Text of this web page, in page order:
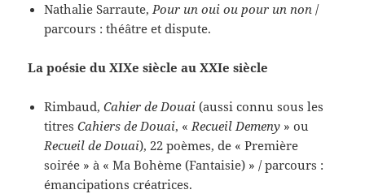
Nathalie Sarraute,Pour un oui ou pour un non /
parcours : théâtre et dispute.
La poésie du XIXe siècle au XXIe siècle
Rimbaud,Cahier de Douai (aussi connu sous les
titresCahiers de Douai, «Recueil Demeny » ou
Recueil de Douai), 22 poèmes, de « Première
soirée » à « Ma Bohème (Fantaisie) » / parcours :
émancipations créatrices.